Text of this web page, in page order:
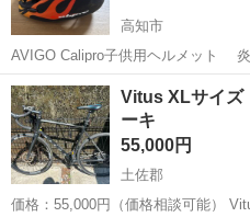
高知市
AVIGO Calipro子供用ヘルメット 炎の模様 軽量
もうひとつあります。 ※記名ありますご了承いただける方にお願い致
します。 衝撃吸収性に優れた素材で作られており、安全性を重視した
設計です。特...
高知 高知市
Vitus XLサイズ
ーキ
55,000円
土佐郡
価格：55,000円（価格相談可能） VitusのXLサイズのロードバイクで